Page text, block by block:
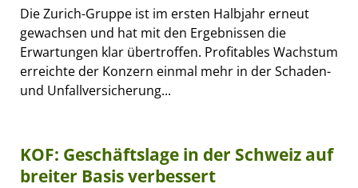
Die Zurich-Gruppe ist im ersten Halbjahr erneut
gewachsen und hat mit den Ergebnissen die
Erwartungen klar übertroffen. Profitables Wachstum
erreichte der Konzern einmal mehr in der Schaden-
und Unfallversicherung...
KOF: Geschäftslage in der Schweiz auf
breiter Basis verbessert